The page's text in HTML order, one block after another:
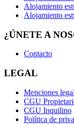
Alojamiento
Alojamiento
¿ÚNETE A
Contacto
LEGAL
Menciones
CGU
CGU Inquilino
Política de